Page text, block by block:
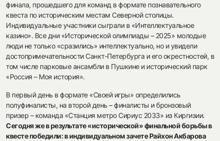
финала, прошедшего для команд в формате познавательного
квеста по историческим местам Северной столицы.
Индивидуальные участники сыграли в «Интеллектуальное
казино». Все дни «Исторической олимпиады – 2025» молодые
люди не только «сразились» интеллектуально, но и увидели
достопримечательности Санкт-Петербурга и его окрестностей, в
том числе парковые ансамбли в Пушкине и исторический парк
«Россия – Моя история».
В первый день в формате «Своей игры» определились
полуфиналисты, на второй день – финалисты и бронзовый
призер – команда «Станция метро Сириус 2033» из Киргизии.
Сегодня же в результате «исторической» финальной борьбы в
квесте победили: в индивидуальном зачете Райхон Акбарова